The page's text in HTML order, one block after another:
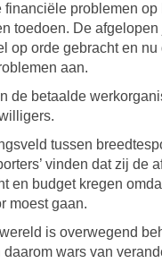
financiële problemen
toedoen. De
op orde gebracht en nu
aan.
de betaalde
tussen
vinden dat zij de
en budget kregen
moest gaan.
is overwegend
wars van